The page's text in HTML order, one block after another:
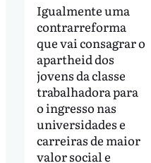
Igualmente uma
contrarreforma
que vai consagrar o
apartheid dos
jovens da classe
trabalhadora para
o ingresso nas
universidades e
carreiras de maior
valor social e